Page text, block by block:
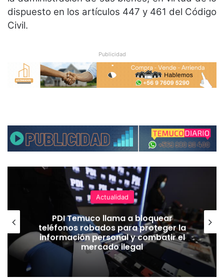
dispuesto en los artículos 447 y 461 del Código
Civil.
Publicidad
Actualidad
PDI Temuco llama a bloquear
teléfonos robados para proteger la
información personal y combatir el
mercado ilegal